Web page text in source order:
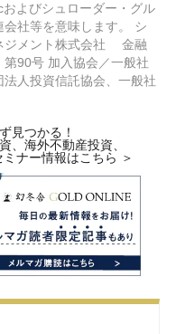
よびシュローダー・グル
社等を意味します。 シ
ジメント株式会社 金融
90号 加入協会／一般社
人投資信託協会、一般社
見つかる！
、海外不動産投資、
ナー情報はこちら ＞